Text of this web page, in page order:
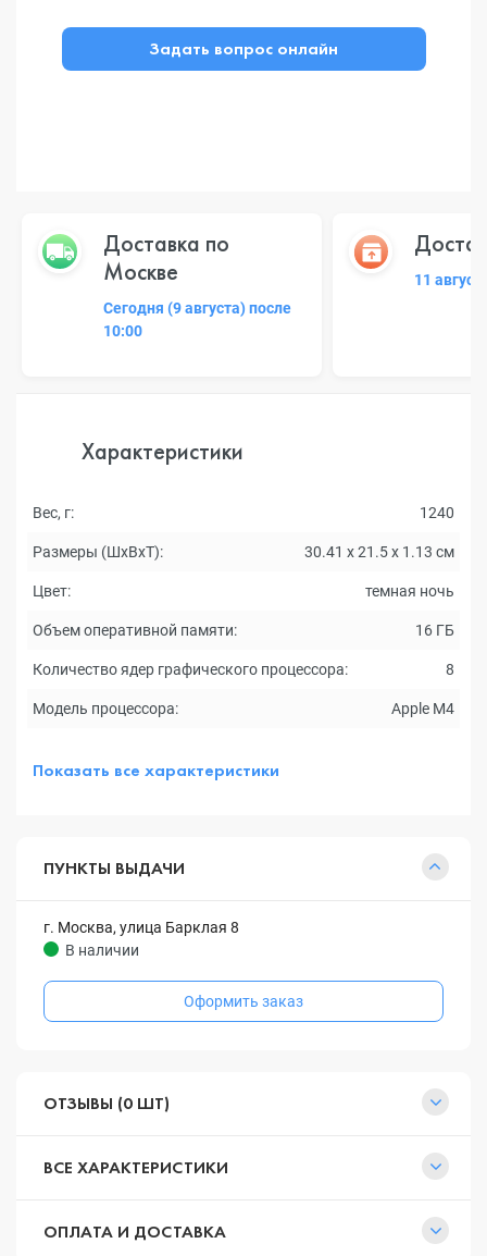
Задать вопрос онлайн
Доставка по
Москве
Сегодня (9 августа) после
10:00
11
Характеристики
Вес, г: 1240
Размеры (ШxВxТ): 30.41 x 21.5 x 1.13 см
Цвет: темная ночь
Объем оперативной памяти: 16 ГБ
Количество ядер графического процессора: 8
Модель процессора: Apple M4
Показать все характеристики
ПУНКТЫ ВЫДАЧИ
г. Москва, улица Барклая 8
В наличии
Оформить заказ
ОТЗЫВЫ (0 ШТ)
ВСЕ ХАРАКТЕРИСТИКИ
ОПЛАТА И ДОСТАВКА